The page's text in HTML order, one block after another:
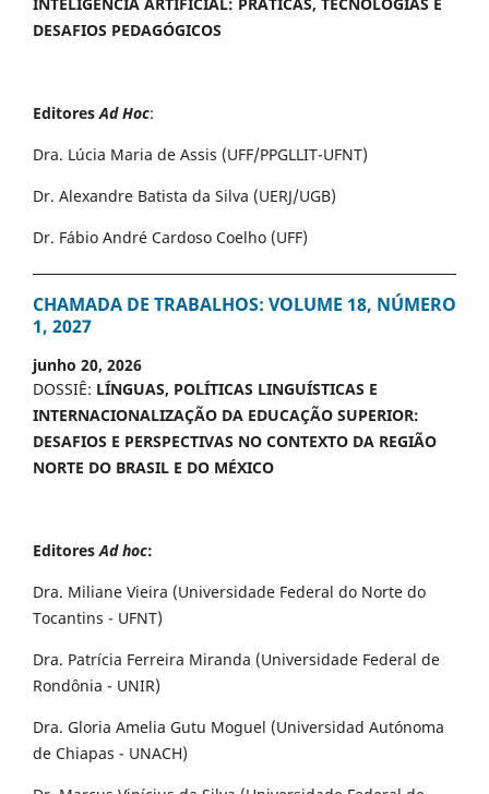
DESAFIOS PEDAGÓGICOS
EditoresAd Hoc:
Dra. Lúcia Maria de Assis (UFF/PPGLLIT-UFNT)
Dr. Alexandre Batista da Silva (UERJ/UGB)
Dr. Fábio André Cardoso Coelho (UFF)
CHAMADA DE TRABALHOS: VOLUME 18, NÚMERO
1, 2027
junho 20, 2026
DOSSIÊ: LÍNGUAS, POLÍTICAS LINGUÍSTICAS E
INTERNACIONALIZAÇÃO DA EDUCAÇÃO SUPERIOR:
DESAFIOS E PERSPECTIVAS NO CONTEXTO DA REGIÃO
NORTE DO BRASIL E DO MÉXICO
EditoresAd hoc:
Dra. Miliane Vieira (Universidade Federal do Norte do
Tocantins - UFNT)
Dra. Patrícia Ferreira Miranda (Universidade Federal de
Rondônia - UNIR)
Dra. Gloria Amelia Gutu Moguel (Universidad Autónoma
de Chiapas - UNACH)